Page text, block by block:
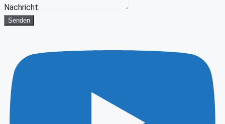
Nachricht:
Senden